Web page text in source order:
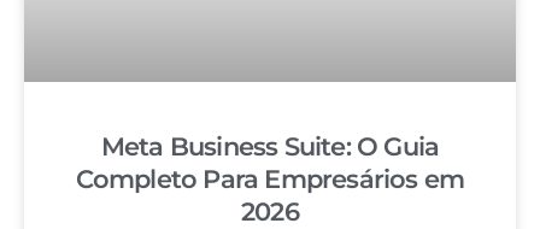
Meta Business Suite: O Guia
Completo Para Empresários em
2026